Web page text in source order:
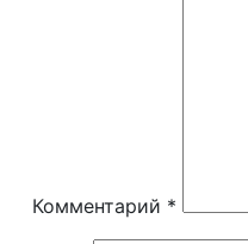
Комментарий *